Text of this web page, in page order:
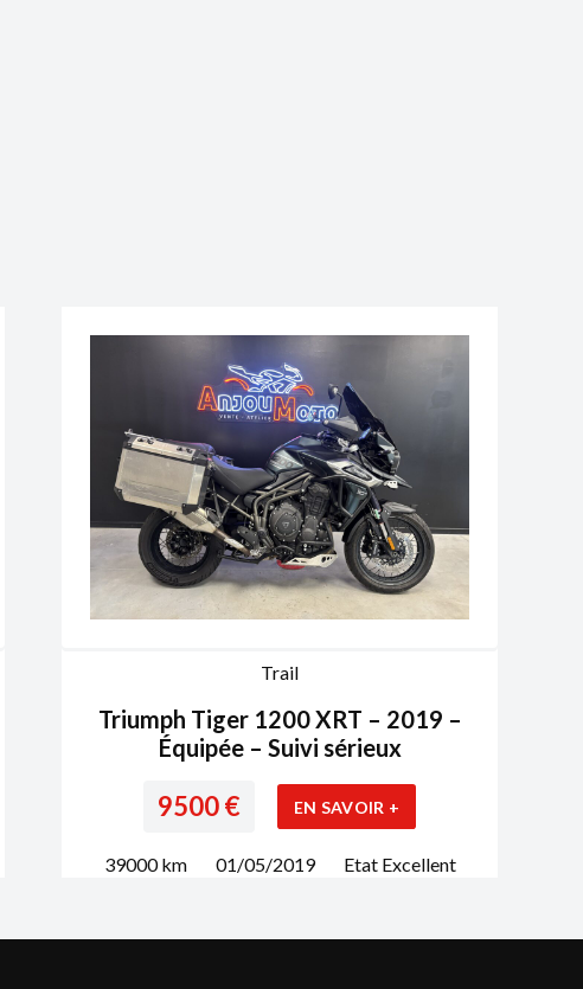
Trail
Triumph Tiger 1200 XRT – 2019 –
Équipée – Suivi sérieux
9500€ EN SAVOIR +
39000km 01/05/2019 Etat Excellent